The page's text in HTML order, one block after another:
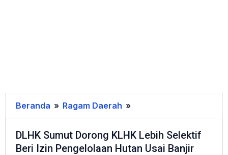
Beranda » Ragam Daerah »
Sumut
Dorong
KLHK
DLHK Sumut Dorong KLHK Lebih Selektif
Beri Izin Pengelolaan Hutan Usai Banjir